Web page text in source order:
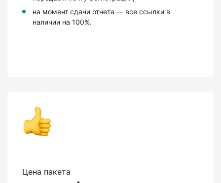
на момент сдачи отчета — все ссылки в
наличии на 100%.
Цена пакета